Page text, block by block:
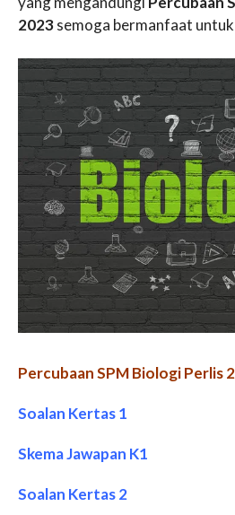
2023semoga bermanfaat untuk
Percubaan SPM Biologi Perlis
Soalan Kertas 1
Skema Jawapan K1
Soalan Kertas 2